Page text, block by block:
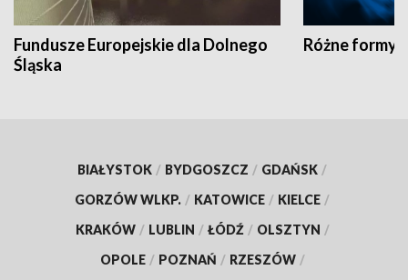
Fundusze Europejskie dla Dolnego
Śląska
Różne formy
BIAŁYSTOK / BYDGOSZCZ / GDAŃSK /
GORZÓW WLKP. / KATOWICE / KIELCE /
KRAKÓW / LUBLIN / ŁÓDŹ / OLSZTYN /
OPOLE / POZNAŃ / RZESZÓW /